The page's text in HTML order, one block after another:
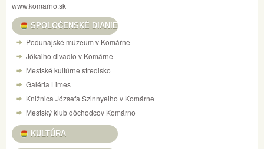
www.komarno.sk
SPOLOČENSKÉ DIANIE
Podunajské múzeum v Komárne
Jókaiho divadlo v Komárne
Mestské kultúrne stredisko
Galéria Limes
Knižnica Józsefa Szinnyeiho v Komárne
Mestský klub dôchodcov Komárno
KULTÚRA